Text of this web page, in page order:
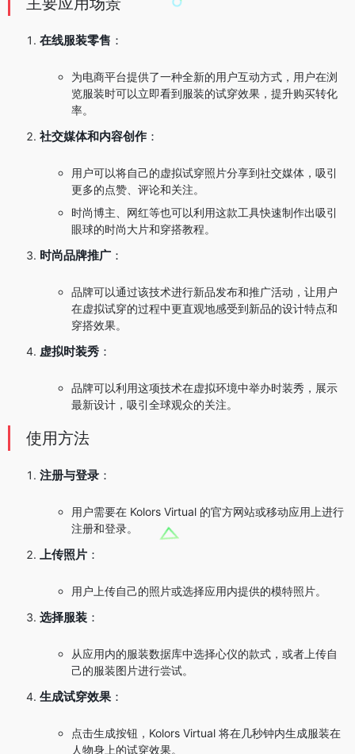
在线服装零售 ：
为电商平台提供了一种全新的用户互动方式，用户在浏
览服装时可以立即看到服装的试穿效果，提升购买转化
率。
社交媒体和内容创作 ：
用户可以将自己的虚拟试穿照片分享到社交媒体，吸引
更多的点赞、评论和关注。
时尚博主、网红等也可以利用这款工具快速制作出吸引
眼球的时尚大片和穿搭教程。
时尚品牌推广 ：
品牌可以通过该技术进行新品发布和推广活动，让用户
在虚拟试穿的过程中更直观地感受到新品的设计特点和
穿搭效果。
虚拟时装秀 ：
品牌可以利用这项技术在虚拟环境中举办时装秀，展示
最新设计，吸引全球观众的关注。
使用方法
注册与登录 ：
用户需要在 Kolors Virtual 的官方网站或移动应用上进行
注册和登录。
上传照片 ：
用户上传自己的照片或选择应用内提供的模特照片。
选择服装 ：
从应用内的服装数据库中选择心仪的款式，或者上传自
己的服装图片进行尝试。
生成试穿效果 ：
点击生成按钮，Kolors Virtual 将在几秒钟内生成服装在
人物身上的试穿效果。